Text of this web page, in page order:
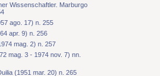
Wissenschaftler. Marburgo
ago. 17) n. 255
apr. 9) n. 256
mag. 2) n. 257
mag. 3 - 1974 nov. 7) nn.
(1951 mar. 20) n. 265